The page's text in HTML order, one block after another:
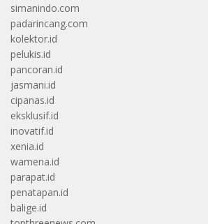
simanindo.com
padarincang.com
kolektor.id
pelukis.id
pancoran.id
jasmani.id
cipanas.id
eksklusif.id
inovatif.id
xenia.id
wamena.id
parapat.id
penatapan.id
balige.id